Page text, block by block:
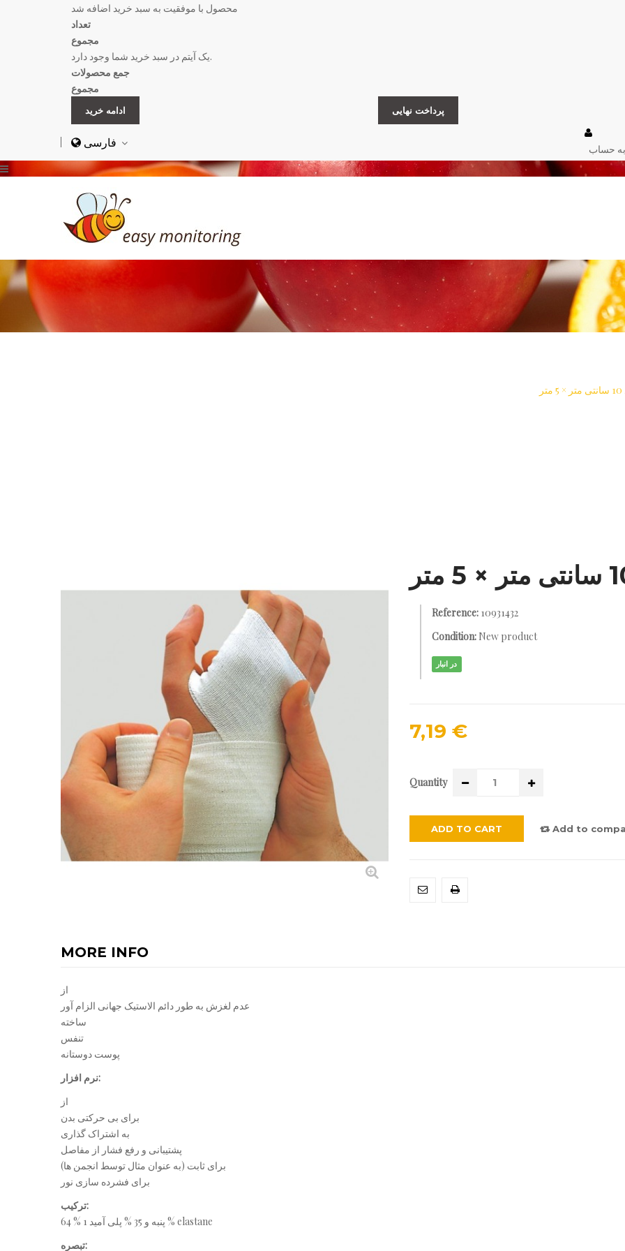
محصول با موفقیت به سبد خرید اضافه شد
تعداد
مجموع
یک آیتم در سبد خرید شما وجود دارد.
جمع محصولات
مجموع
ادامه خرید پرداخت نهایی
حساب فارسى
Reference: 10931432
Condition: New product
در انبار
7,19 €
Quantity
ADD TO CART Add to
MORE INFO
از
عدم لغزش به طور دائم الاستیک جهانی الزام آور
ساخته
تنفس
پوست دوستانه
نرم افزار:
از
برای بی حرکتی بدن
به اشتراک گذاری
پشتیبانی و رفع فشار از مفاصل
برای ثابت (به عنوان مثال توسط انجمن ها)
برای فشرده سازی نور
ترکیب:
64 % پنبه و 35 % پلی آمید 1 % elastane
تبصره: